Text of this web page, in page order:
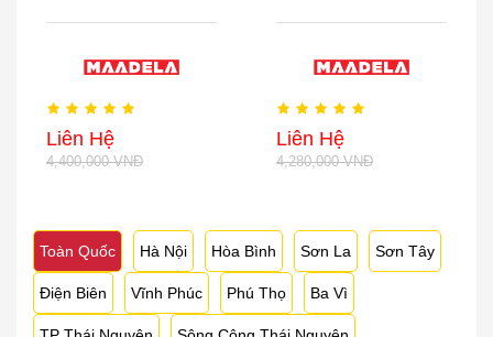
Liên Hệ
4,400,000 VNĐ
Liên Hệ
4,280,000 VNĐ
Toàn Quốc Hà Nội Hòa Bình Sơn La Sơn Tây
Điện Biên Vĩnh Phúc Phú Thọ Ba Vì